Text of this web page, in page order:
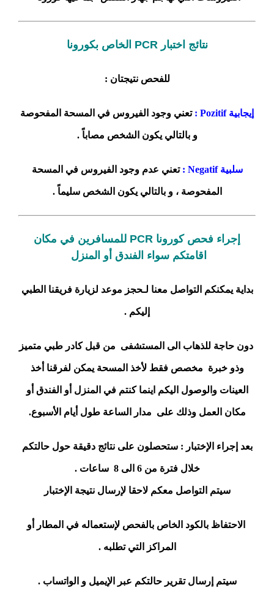
نتائج اختبار PCR الخاص بكورونا
للفحص نتيجتان :
إيجابية Pozitif : تعني وجود الفيروس في المسحة المفحوصة
و بالتالي يكون الشخص مصاباً .
سلبية Negatif : تعني عدم وجود الفيروس في المسحة
المفحوصة ، و بالتالي يكون الشخص سليماً .
إجراء فحص كورونا PCR للمسافرين في مكان
اقامتكم سواء الفندق أو المنزل
بداية يمكنكم التواصل معنا لـحجز موعد لزيارة فريقنا الطبي
إليكم .
دون حاجة للذهاب الى المستشفى من قبل كادر طبي متميز
وذو خبرة مخصص فقط لأخذ المسحة يمكن لفرقنا أخذ
العينات والوصول اليكم اينما كنتم في المنزل أو الفندق أو
مكان العمل وذلك على مدار الساعة طول أيام الأسبوع.
بعد إجراء الإختبار : ستحصلون على نتائج دقيقة حول حالتكم
خلال فترة من 6 الى 8 ساعات .
سيتم التواصل معكم لاحقا لإرسال نتيجة الإختبار
الاحتفاظ بالكود الخاص بالفحص لإستعماله في المطار أو
المراكز التي تطلبه .
سيتم إرسال تقرير حالتكم عبر الإيميل و الواتساب .